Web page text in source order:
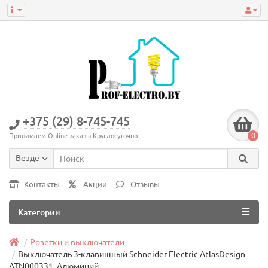
+375 (29) 8-745-745
Принимаем Online заказы Круглосуточно 0
Везде
Контакты Акции Отзывы
Категории
Розетки и выключатели
Выключатель 3-клавишный Schneider Electric AtlasDesign